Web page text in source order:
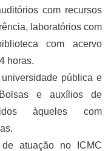
com recursos
laboratórios com
com acervo
horas.
pública e
e auxílios de
àqueles com
de atuação no ICMC